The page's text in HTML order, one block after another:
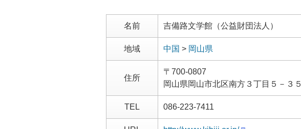
名前 吉備路文学館（公益財団法人）
地域 中国 > 岡山県
住所
〒700-0807
岡山県岡山市北区南方３丁目５－３５
TEL 086-223-7411